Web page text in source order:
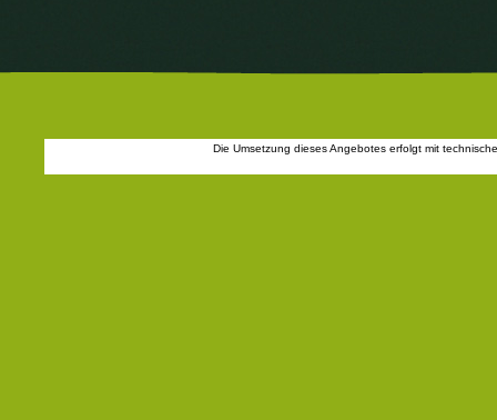
Die Umsetzung dieses Angebotes erfolgt mit